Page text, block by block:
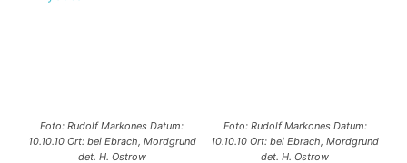
Foto: Rudolf Markones Datum:
10.10.10 Ort: bei Ebrach, Mordgrund
det. H. Ostrow
Foto: Rudolf Markones Datum:
10.10.10 Ort: bei Ebrach, Mordgrund
det. H. Ostrow